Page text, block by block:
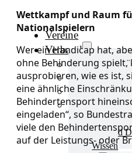
Vereine
Verband
Verband
Aktuelles
Präsidium
Verband
Wissen
Wettkampf und Raum
Nationalspielern
Wer ein Handicap hat,
ohne Behinderung spielt,
ausprobieren, wie es ist,
eine ähnliche
Behindertensport
eingeladen“, so
viele den
auf der Leistungs- oder